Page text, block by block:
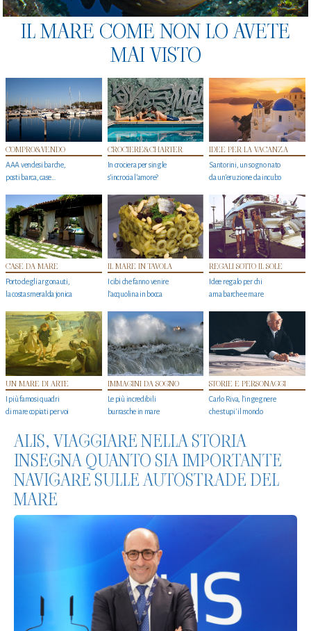
IL MARE COME NON LO AVETE
MAI VISTO
COMPRO&VENDO
AAA vendesi barche,
posti barca, case…
CROCIERE&CHARTER
In crociera per single
s'incrocia l’amore?
IDEE PER LA VACANZA
Santorini, un sogno nato
da un’eruzione da incubo
CASE DA MARE
Porto degli argonauti,
la costa smeralda jonica
IL MARE IN TAVOLA
I cibi che fanno venire
l’acquolina in bocca
REGALI SOTTO IL SOLE
Idee regalo per chi
ama barche e mare
UN MARE DI ARTE
I più famosi quadri
di mare copiati per voi
IMMAGINI DA SOGNO
Le più incredibili
burrasche in mare
STORIE E PERSONAGGI
Carlo Riva, l’ingegnere
che stupi' il mondo
ALIS, VIAGGIARE NELLA STORIA
INSEGNA QUANTO SIA IMPORTANTE
NAVIGARE SULLE AUTOSTRADE DEL
MARE